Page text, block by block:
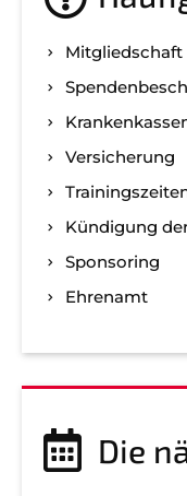
Mitgliedschaft
Versicherung
Kündigung
Sponsoring
Ehrenamt
Die